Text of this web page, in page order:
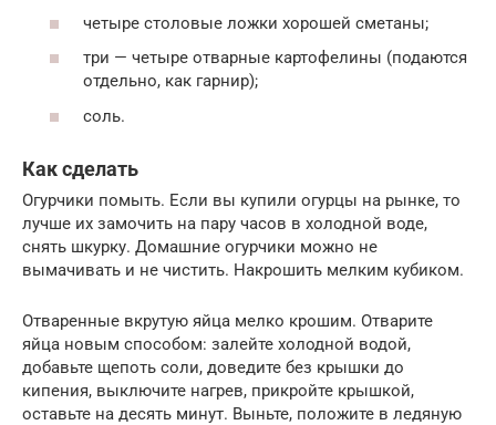
четыре столовые ложки хорошей сметаны;
три — четыре отварные картофелины (подаются
отдельно, как гарнир);
соль.
Как сделать
Огурчики помыть. Если вы купили огурцы на рынке, то
лучше их замочить на пару часов в холодной воде,
снять шкурку. Домашние огурчики можно не
вымачивать и не чистить. Накрошить мелким кубиком.
Отваренные вкрутую яйца мелко крошим. Отварите
яйца новым способом: залейте холодной водой,
добавьте щепоть соли, доведите без крышки до
кипения, выключите нагрев, прикройте крышкой,
оставьте на десять минут. Выньте, положите в ледяную